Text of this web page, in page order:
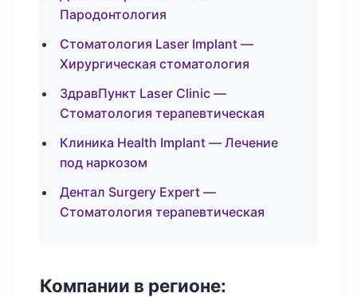
Пародонтология
Стоматология Laser Implant —
Хирургическая стоматология
ЗдравПункт Laser Clinic —
Стоматология терапевтическая
Клиника Health Implant — Лечение
под наркозом
Дентал Surgery Expert —
Стоматология терапевтическая
Компании в регионе: